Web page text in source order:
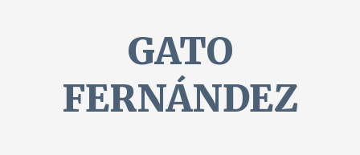
GATO
FERNÁNDEZ